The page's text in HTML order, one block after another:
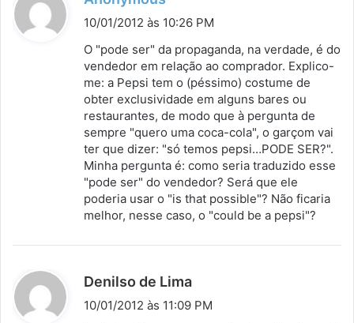
i
s
e
:
10/01/2012 às 10:26 PM
O "pode ser" da propaganda, na verdade, é do
vendedor em relação ao comprador. Explico-
me: a Pepsi tem o (péssimo) costume de
obter exclusividade em alguns bares ou
restaurantes, de modo que à pergunta de
sempre "quero uma coca-cola", o garçom vai
ter que dizer: "só temos pepsi…PODE SER?".
Minha pergunta é: como seria traduzido esse
"pode ser" do vendedor? Será que ele
poderia usar o "is that possible"? Não ficaria
melhor, nesse caso, o "could be a pepsi"?
Denilso de Lima
10/01/2012 às 11:09 PM